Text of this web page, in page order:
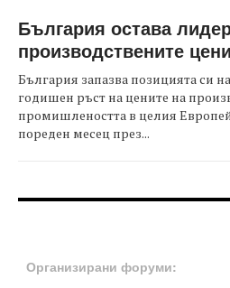
България остава
производствените
България запазва позицията си
годишен ръст на цените на
промишлеността в целия
пореден месец през...
Организирани форуми: